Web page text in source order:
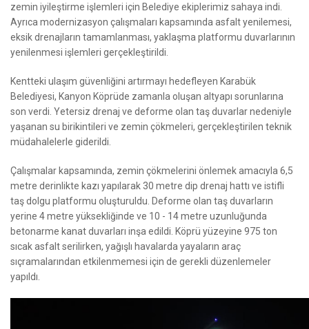
zemin iyileştirme işlemleri için Belediye ekiplerimiz sahaya indi.
Ayrıca modernizasyon çalışmaları kapsamında asfalt yenilemesi,
eksik drenajların tamamlanması, yaklaşma platformu duvarlarının
yenilenmesi işlemleri gerçekleştirildi.
Kentteki ulaşım güvenliğini artırmayı hedefleyen Karabük
Belediyesi, Kanyon Köprüde zamanla oluşan altyapı sorunlarına
son verdi. Yetersiz drenaj ve deforme olan taş duvarlar nedeniyle
yaşanan su birikintileri ve zemin çökmeleri, gerçekleştirilen teknik
müdahalelerle giderildi.
Çalışmalar kapsamında, zemin çökmelerini önlemek amacıyla 6,5
metre derinlikte kazı yapılarak 30 metre dip drenaj hattı ve istifli
taş dolgu platformu oluşturuldu. Deforme olan taş duvarların
yerine 4 metre yüksekliğinde ve 10 - 14 metre uzunluğunda
betonarme kanat duvarları inşa edildi. Köprü yüzeyine 975 ton
sıcak asfalt serilirken, yağışlı havalarda yayaların araç
sıçramalarından etkilenmemesi için de gerekli düzenlemeler
yapıldı.